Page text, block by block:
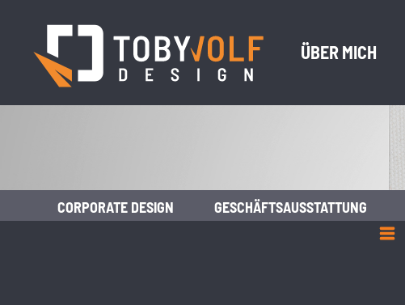
ÜBER MICH
CORPORATE DESIGN GESCHÄFTSAUSSTATTUNG